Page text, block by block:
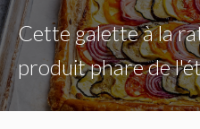
Cette galette à la
produit phare de